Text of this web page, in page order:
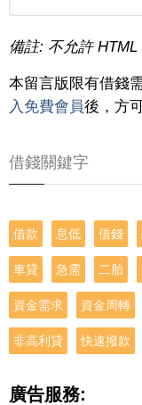
備註: 不允許 HTML
本留言版限有借錢
入免費會員後，方
借錢關鍵字
借款 息低 借錢
車貸 急需 二胎
資金需求 資金周轉
非高利貸 快速撥款
廣告服務: